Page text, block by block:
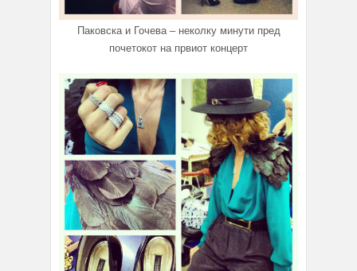
Паковска и Гочева – неколку минути пред
почетокот на првиот концерт